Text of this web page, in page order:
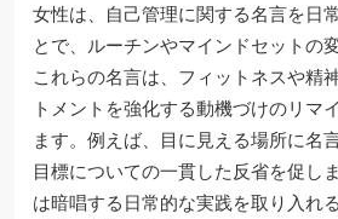
女性は、自己管理に関する名言を日
とで、ルーチンやマインドセットの
これらの名言は、フィットネスや精
トメントを強化する動機づけのリマ
ます。例えば、目に見える場所に名
目標についての一貫した反省を促し
は暗唱する日常的な実践を取り入れ